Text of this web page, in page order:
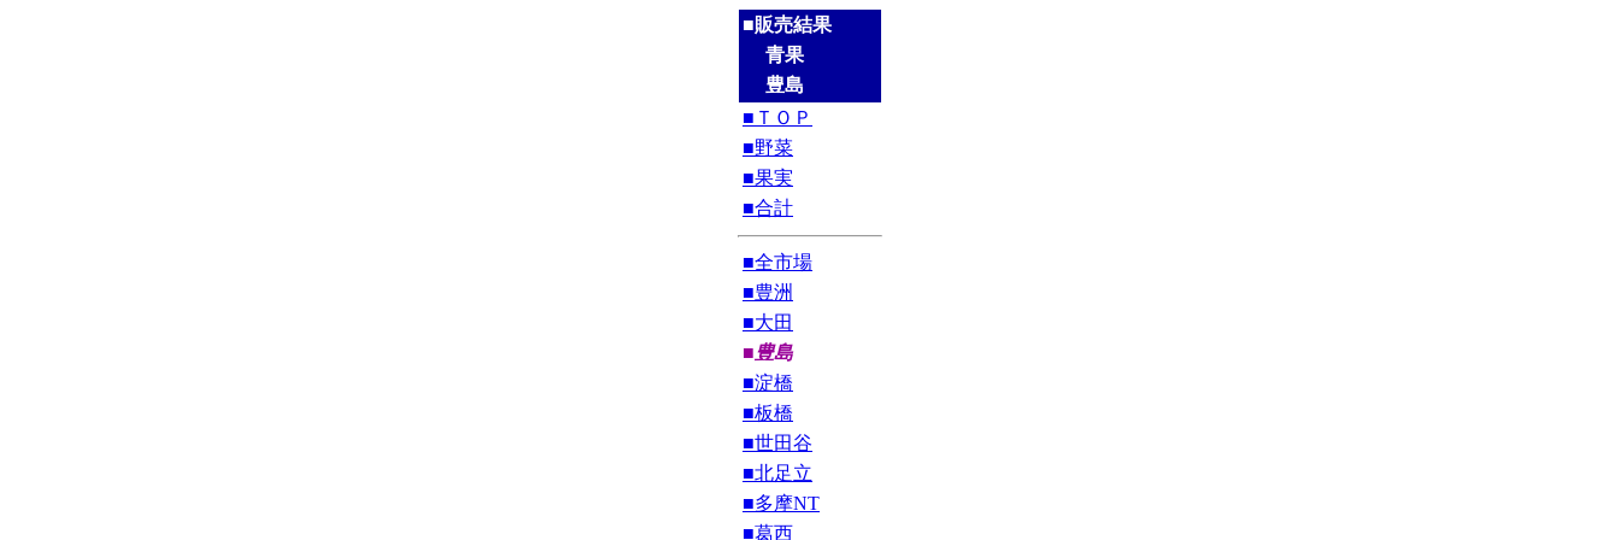
■販売結果
青果
豊島
■ＴＯＰ
■野菜
■果実
■合計
■全市場
■豊洲
■大田
■豊島
■淀橋
■板橋
■世田谷
■北足立
■多摩NT
■葛西